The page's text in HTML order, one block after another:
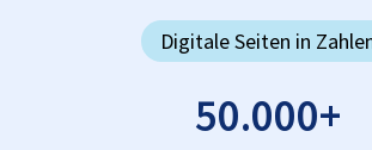
Digitale Seiten in
50.000+